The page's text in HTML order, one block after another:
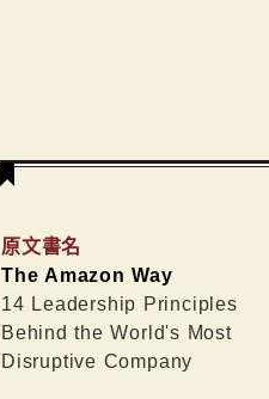
原文書名
The Amazon Way
14 Leadership Principles
Behind the World's Most
Disruptive Company